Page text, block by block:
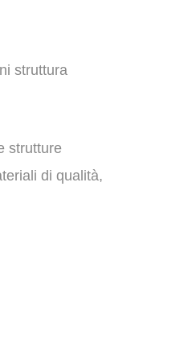
struttura
strutture
di qualità,